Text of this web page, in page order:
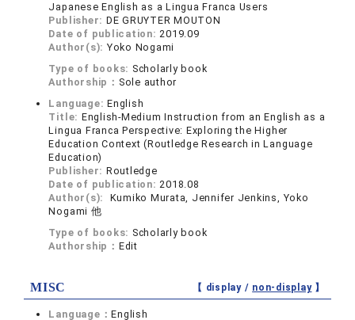
Japanese English as a Lingua Franca Users
Publisher: DE GRUYTER MOUTON
Date of publication:2019.09
Author(s): Yoko Nogami
Type of books: Scholarly book
Authorship： Sole author
Language:English
Title: English-Medium Instruction from an English as a
Lingua Franca Perspective: Exploring the Higher
Education Context (Routledge Research in Language
Education)
Publisher: Routledge
Date of publication:2018.08
Author(s):
Kumiko Murata, Jennifer Jenkins, Yoko
Nogami 他
Type of books: Scholarly book
Authorship： Edit
MISC 【 display / non-display】
Language：English